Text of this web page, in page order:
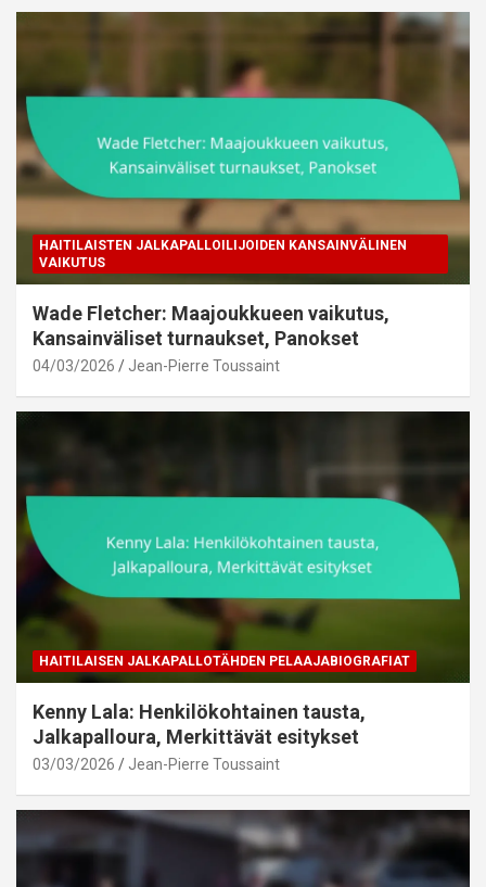
HAITILAISTEN JALKAPALLOILIJOIDEN KANSAINVÄLINEN
VAIKUTUS
Wade Fletcher: Maajoukkueen vaikutus,
Kansainväliset turnaukset, Panokset
04/03/2026 Jean-Pierre Toussaint
HAITILAISEN JALKAPALLOTÄHDEN PELAAJABIOGRAFIAT
Kenny Lala: Henkilökohtainen tausta,
Jalkapalloura, Merkittävät esitykset
03/03/2026 Jean-Pierre Toussaint